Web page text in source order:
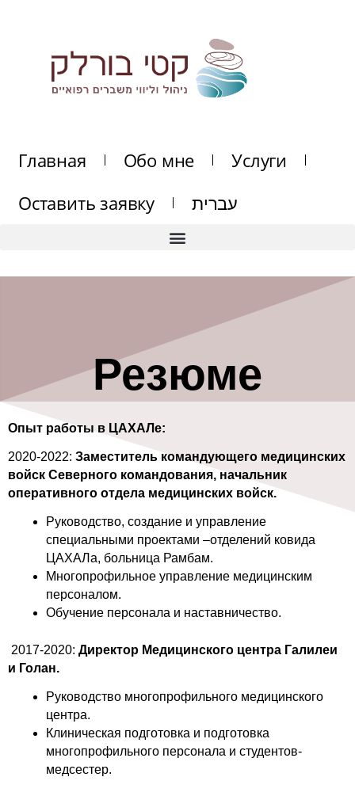
Главная Обо мне
Услуги
Оставить заявку
עברית
Резюме
Опыт работы в ЦАХАЛe:
2020-2022: Заместитель командующего медицинских
войск Северного командования, начальник
оперативного отдела медицинских войск.
Руководство, создание и управление
специальными проектами –отделений ковида
ЦАХАЛа, больница Рамбам.
Многопрофильное управление медицинским
персоналом.
Обучение персонала и наставничество.
2017-2020: Директор Медицинского центра Галилеи
и Голан.
Руководство многопрофильного медицинского
центра.
Клиническая подготовка и подготовка
многопрофильного персонала и студентов-
медсестер.